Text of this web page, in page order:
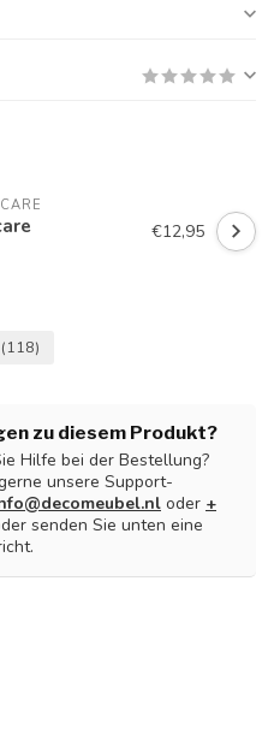
€12,95
(118)
zu diesem Produkt?
Hilfe bei der Bestellung?
unsere Support-
oder +
senden Sie unten eine